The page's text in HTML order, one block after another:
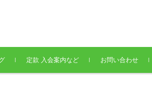
定款 入会案内など お問い合わせ